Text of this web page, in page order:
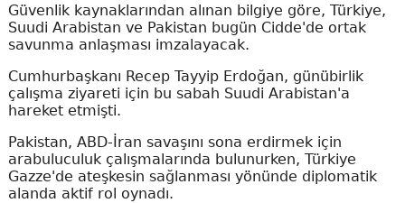
Güvenlik kaynaklarından alınan bilgiye göre, Türkiye,
Suudi Arabistan ve Pakistan bugün Cidde'de ortak
savunma anlaşması imzalayacak.
Cumhurbaşkanı Recep Tayyip Erdoğan, günübirlik
çalışma ziyareti için bu sabah Suudi Arabistan'a
hareket etmişti.
Pakistan, ABD-İran savaşını sona erdirmek için
arabuluculuk çalışmalarında bulunurken, Türkiye
Gazze'de ateşkesin sağlanması yönünde diplomatik
alanda aktif rol oynadı.